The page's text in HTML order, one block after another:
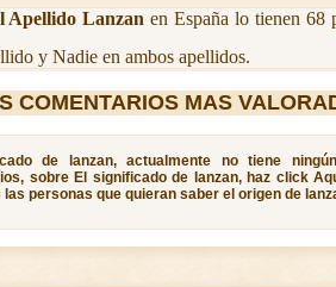
Apellido Lanzan en España lo tienen 68
y Nadie en ambos apellidos.
COMENTARIOS MAS
de lanzan, actualmente no tiene
sobre El significado de lanzan, haz click
las personas que quieran saber el origen de